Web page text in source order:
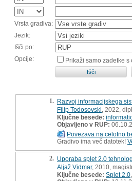
Vrsta gradiva:
Jezik:
Išči po:
Opcije:
Prikaži samo zadetke
1. Razvoj informacijskega
Filip Todosovski , 2022,
Ključne besede:
Objavljeno v RUP:
Povezava na celotno
Gradivo ima več datotek!
2. Uporaba splet 2.0
Aljaž Vidmar, 2010,
Ključne besede: Splet 2.0